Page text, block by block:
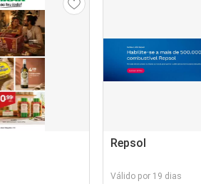
Repsol
Válido por 19 dias